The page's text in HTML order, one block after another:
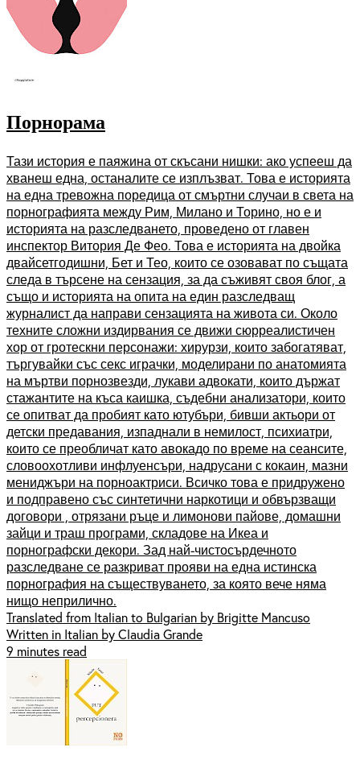
Порнорама
Тази история е паяжина от скъсани нишки: ако успееш да
хванеш една, останалите се изплъзват. Това е историята
на една тревожна поредица от смъртни случаи в света на
порнографията между Рим, Милано и Торино, но е и
историята на разследването, проведено от главен
инспектор Витория Де Фео. Това е историята на двойка
двайсетгодишни, Бет и Тео, които се озовават по същата
следа в търсене на сензация, за да съживят своя блог, а
също и историята на опита на един разследващ
журналист да направи сензацията на живота си. Около
техните сложни издирвания се движи сюрреалистичен
хор от гротескни персонажи: хирурзи, които забогатяват,
търгувайки със секс играчки, моделирани по анатомията
на мъртви порнозвезди, лукави адвокати, които държат
стажантите на къса каишка, съдебни анализатори, които
се опитват да пробият като ютубъри, бивши актьори от
детски предавания, изпаднали в немилост, психиатри,
които се преобличат като авокадо по време на сеансите,
словоохотливи инфлуенсъри, надрусани с кокаин, мазни
мениджъри на порноактриси. Всичко това е придружено
и подправено със синтетични наркотици и обвързващи
договори , отрязани ръце и лимонови пайове, домашни
зайци и траш програми, складове на Икеа и
порнографски декори. Зад най-чистосърдечното
разследване се разкриват прояви на една истинска
порнография на съществуването, за която вече няма
нищо неприлично.
Translated from Italian to Bulgarian by Brigitte Mancuso
Written in Italian by Claudia Grande
9 minutes read